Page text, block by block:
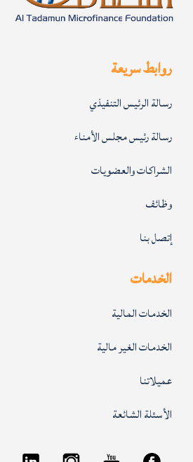
روابط سريعة
رسالة الرئيس التنفيذي
رسالة رئيس مجلس الأمناء
الشراكات والعضويات
وظائف
إتصل بنا
الخدمات
الخدمات المالية
الخدمات الغير مالية
عميلاتنا
الأسئلة الشائعة